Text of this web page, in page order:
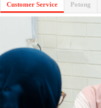
Customer Service Potong